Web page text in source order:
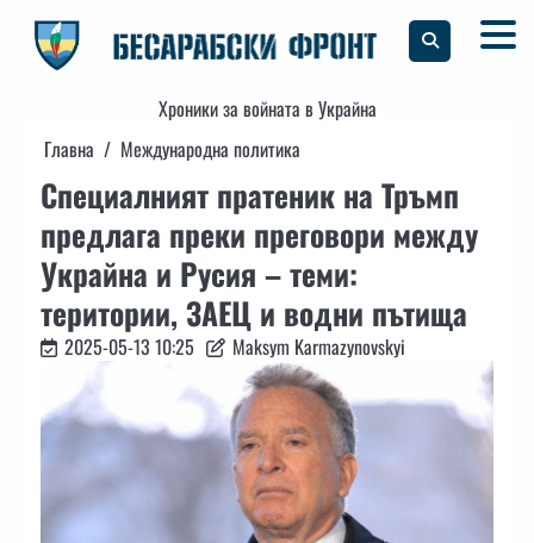
content
Хроники за войната в Украйна
Главна
Международна политика
Специалният пратеник на Тръмп
предлага преки преговори между
Украйна и Русия – теми:
територии, ЗАЕЦ и водни пътища
2025-05-13 10:25 Maksym Karmazynovskyi